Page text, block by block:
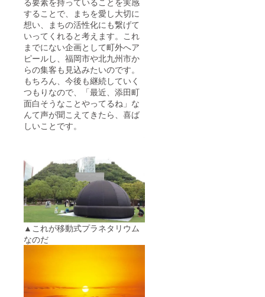
することで、まちを愛し大切に
想い、まちの活性化にも繋げて
いってくれると考えます。これ
までにない企画として町外へア
ピールし、福岡市や北九州市か
らの集客も見込みたいのです。
もちろん、今後も継続していく
つもりなので、「最近、添田町
面白そうなことやってるね」な
んて声が聞こえてきたら、喜ば
しいことです。
▲これが移動式プラネタリウム
なのだ